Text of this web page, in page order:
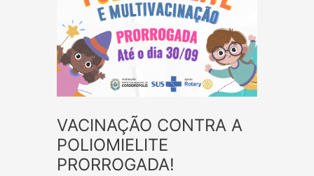
VACINAÇÃO CONTRA A
POLIOMIELITE
PRORROGADA!